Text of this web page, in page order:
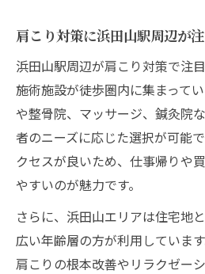
肩こり対策に浜田山駅周辺が
浜田山駅周辺が肩こり対策で注
施術施設が徒歩圏内に集まって
や整骨院、マッサージ、鍼灸院
者のニーズに応じた選択が可能
クセスが良いため、仕事帰りや
やすいのが魅力です。
さらに、浜田山エリアは住宅地
広い年齢層の方が利用していま
肩こりの根本改善やリラクゼー